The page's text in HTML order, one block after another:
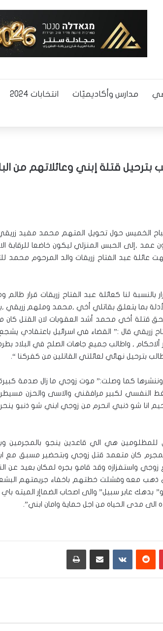
مدارس وأكاديميّات انتخابات 2024
قتلة إبني وعائلاتهم من
الخميس حول تحويل المتهم محمد مفيد
قريبه المرحوم محمد زريقي 28 عاما دون عمد ,إلى الحبس المنزلي ليكون خاضعا
عائلة عبد الفتاح زريقات والد المرحوم
بالنسبة لنا كعائلة عبد الفتاح زريقات قرار
بما يتعلق بقاتلي أخي ,محمد وملهم زريقي
قتلة أخي محمد أشد العقوبات لان القتل كان
زريقي قال :” القضاء في اسرائيل باعتقادي
, واطالب جميع جاهات الصلح في البلاد بطرد
بترحيل نهائي لعائلتي القاتلين من كفركنا “.
وننشرها كما وصلت:” موت زوجي ما زال صدمة
النفسي لكبير مرافقني والاسى والحزن
لجحيم انا شو ذنبي انحرم من زوجي ابني شو ذنبو
للمظلومين هي الي قاعدين ينجو بالمجرمين
كان متعمد قتل زوجي وبتحضير مسبق مع
زوجي واستفزازه وقد قامو بجره لمكان بعيد عن
ذهب معه وفشلت خطتهم باخفاء جريمتهم
بدهك عابر سبيل” والى اصحاب الضماإر الميته
الى مدى الحياه من اجل حماية وامان ابني”.
بينتيريست ‏VKontakte